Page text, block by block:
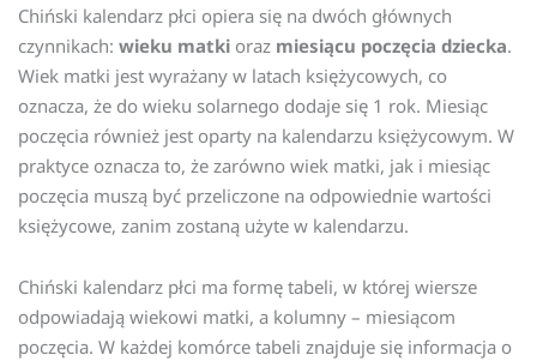
Chiński kalendarz płci opiera się na dwóch głównych
czynnikach: wieku matki oraz miesiącu poczęcia dziecka.
Wiek matki jest wyrażany w latach księżycowych, co
oznacza, że do wieku solarnego dodaje się 1 rok. Miesiąc
poczęcia również jest oparty na kalendarzu księżycowym. W
praktyce oznacza to, że zarówno wiek matki, jak i miesiąc
poczęcia muszą być przeliczone na odpowiednie wartości
księżycowe, zanim zostaną użyte w kalendarzu.
Chiński kalendarz płci ma formę tabeli, w której wiersze
odpowiadają wiekowi matki, a kolumny – miesiącom
poczęcia. W każdej komórce tabeli znajduje się informacja o